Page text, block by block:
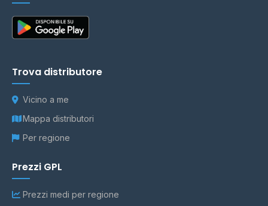
Trova distributore
Vicino a me
Mappa distributori
Per regione
Prezzi GPL
Prezzi medi per regione